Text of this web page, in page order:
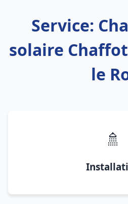
Service:
solaire
le
🚿